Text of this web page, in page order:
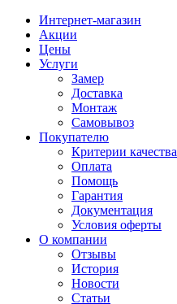
Интернет-магазин
Акции
Цены
Услуги
Замер
Доставка
Монтаж
Самовывоз
Покупателю
Критерии качества
Оплата
Помощь
Гарантия
Документация
Условия оферты
О компании
Отзывы
История
Новости
Статьи